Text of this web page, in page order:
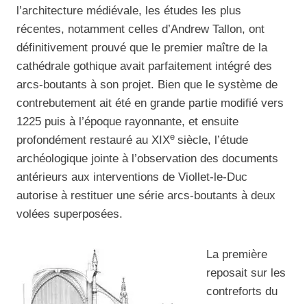
l’architecture médiévale, les études les plus
récentes, notamment celles d’Andrew Tallon, ont
définitivement prouvé que le premier maître de la
cathédrale gothique avait parfaitement intégré des
arcs-boutants à son projet. Bien que le système de
contrebutement ait été en grande partie modifié vers
1225 puis à l’époque rayonnante, et ensuite
profondément restauré au XIXe siècle, l’étude
archéologique jointe à l’observation des documents
antérieurs aux interventions de Viollet-le-Duc
autorise à restituer une série arcs-boutants à deux
volées superposées.
La première
reposait sur les
contreforts du